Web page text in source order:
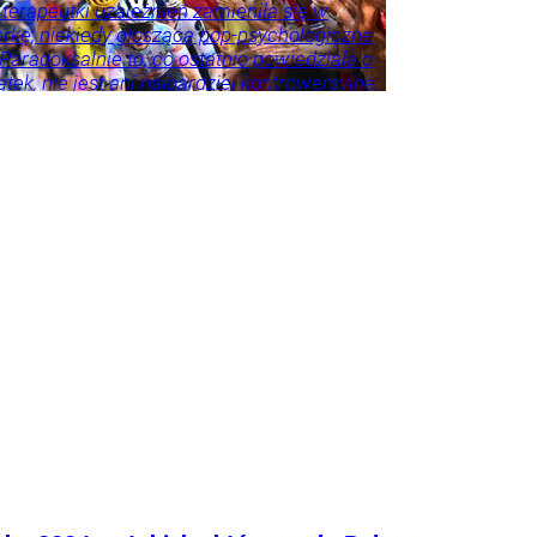
uzależnień zamieniła się w
niekiedy głoszącą pop-psychologiczne
to, co ostatnio powiedziała o
nie jest ani najbardziej kontrowersyjne,